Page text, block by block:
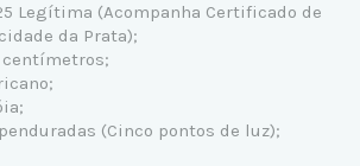
Legítima (Acompanha Certificado de
da Prata);
centímetros;
(Cinco pontos de luz);